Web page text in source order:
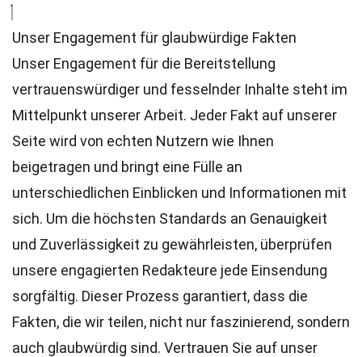
Unser Engagement für glaubwürdige Fakten
Unser Engagement für die Bereitstellung
vertrauenswürdiger und fesselnder Inhalte steht im
Mittelpunkt unserer Arbeit. Jeder Fakt auf unserer
Seite wird von echten Nutzern wie Ihnen
beigetragen und bringt eine Fülle an
unterschiedlichen Einblicken und Informationen mit
sich. Um die höchsten Standards an Genauigkeit
und Zuverlässigkeit zu gewährleisten, überprüfen
unsere engagierten Redakteure jede Einsendung
sorgfältig. Dieser Prozess garantiert, dass die
Fakten, die wir teilen, nicht nur faszinierend, sondern
auch glaubwürdig sind. Vertrauen Sie auf unser